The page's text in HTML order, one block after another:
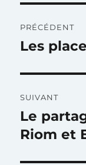
de
PRÉCÉDENT
Publication
Les
SUIVANT
Publication
suivante :
Le
Riom et